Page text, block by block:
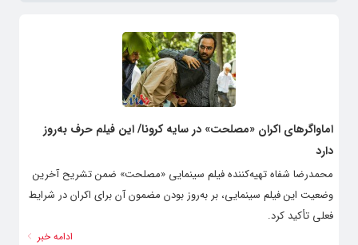
اماواگرهای اکران «مصلحت» در سایه کرونا/ این فیلم حرف به‌روز
دارد
محمدرضا شفاه تهیه‌کننده فیلم سینمایی «مصلحت» ضمن تشریح آخرین
وضعیت این فیلم سینمایی، بر به‌روز بودن مضمون آن برای اکران در شرایط
فعلی تأکید کرد.
ادامه خبر